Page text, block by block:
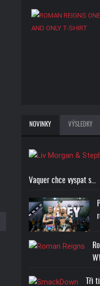
NOVINKY VÝSLEDKY
Vaquer chce vyspat s…
Tři